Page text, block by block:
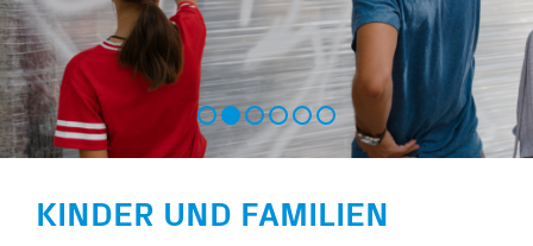
KINDER UND FAMILIEN